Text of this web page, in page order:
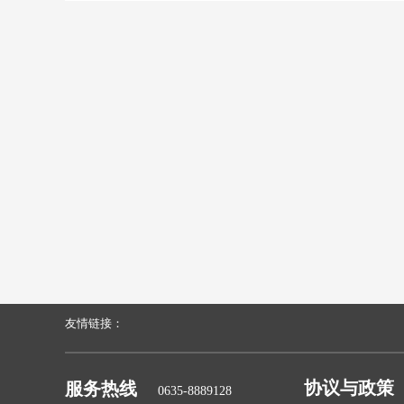
友情链接：
服务热线 0635-8889128 协议与政策